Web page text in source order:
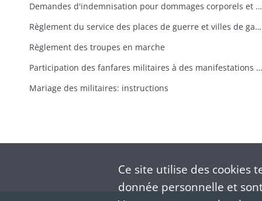
Demandes d'indemnisation pour dommages corporels et matériels causés par des troupes
Règlement du service des places de guerre et villes de garnison (ouverture des portes, marche des troupes à l'intérieur des places)
Règlement des troupes en marche
Participation des fanfares militaires à des manifestations culturelles
Mariage des militaires: instructions
Ce site utilise des cookies
donnée personnelle et